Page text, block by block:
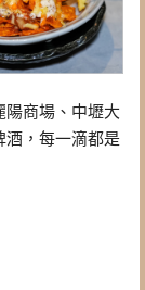
陽商場、中壢大
酒，每一滴都是